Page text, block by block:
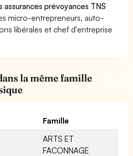
assurances prévoyances TNS
micro-entrepreneurs, auto-
libérales et chef d'entreprise
la même famille
Famille
ARTS ET
FACONNAGE